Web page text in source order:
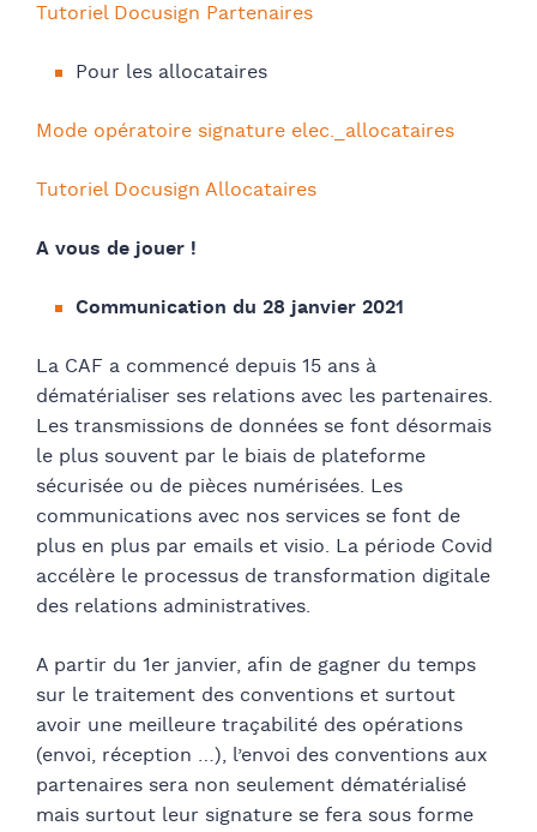
Tutoriel Docusign Partenaires
Pour les allocataires
Mode opératoire signature elec._allocataires
Tutoriel Docusign Allocataires
A vous de jouer !
Communication du 28 janvier 2021
La CAF a commencé depuis 15 ans à
dématérialiser ses relations avec les partenaires.
Les transmissions de données se font désormais
le plus souvent par le biais de plateforme
sécurisée ou de pièces numérisées. Les
communications avec nos services se font de
plus en plus par emails et visio. La période Covid
accélère le processus de transformation digitale
des relations administratives.
A partir du 1er janvier, afin de gagner du temps
sur le traitement des conventions et surtout
avoir une meilleure traçabilité des opérations
(envoi, réception …), l’envoi des conventions aux
partenaires sera non seulement dématérialisé
mais surtout leur signature se fera sous forme